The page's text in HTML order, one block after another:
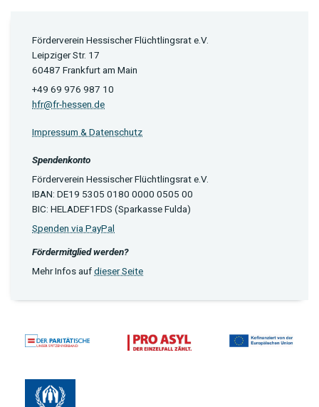
Förderverein Hessischer Flüchtlingsrat e.V.
Leipziger Str. 17
60487 Frankfurt am Main
+49 69 976 987 10
hfr@fr-hessen.de
Impressum & Datenschutz
Spendenkonto
Förderverein Hessischer Flüchtlingsrat e.V.
IBAN: DE19 5305 0180 0000 0505 00
BIC: HELADEF1FDS (Sparkasse Fulda)
Spenden via PayPal
Fördermitglied werden?
Mehr Infos aufdieser Seite